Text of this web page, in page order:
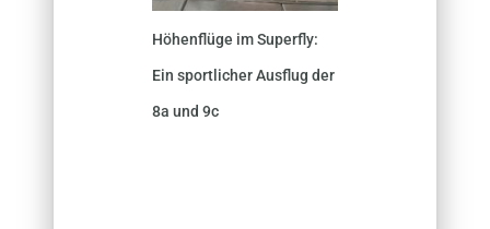
Höhenflüge im Superfly:
Ein sportlicher Ausflug der
8a und 9c